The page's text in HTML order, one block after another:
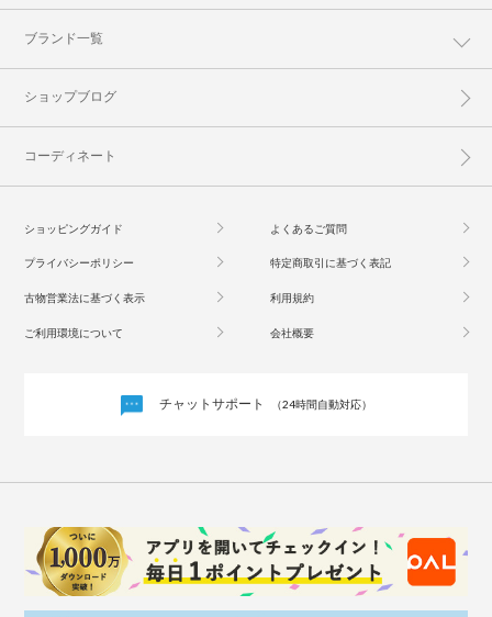
ブランド一覧
ショップブログ
コーディネート
ショッピングガイド よくあるご質問
プライバシーポリシー 特定商取引に基づく表記
古物営業法に基づく表示 利用規約
ご利用環境について 会社概要
チャットサポート （24時間自動対応）